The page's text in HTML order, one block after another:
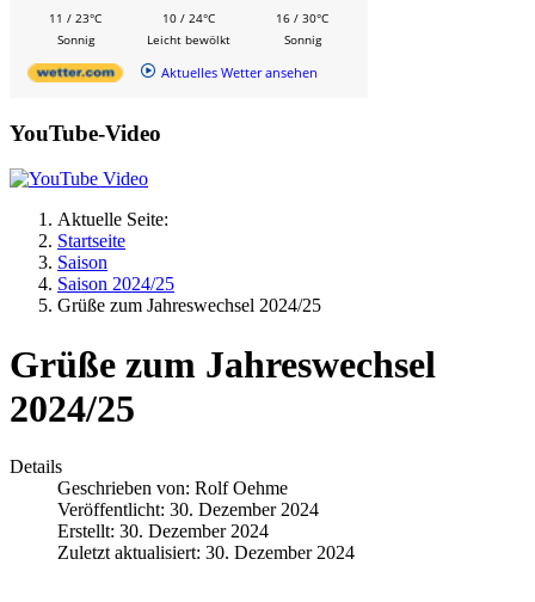
11 / 23°C
Sonnig
10 / 24°C
Leicht bewölkt
16 / 30°C
Sonnig
Aktuelles Wetter ansehen
YouTube-Video
Aktuelle Seite:
Startseite
Saison
Saison 2024/25
Grüße zum Jahreswechsel 2024/25
Grüße zum Jahreswechsel
2024/25
Details
Geschrieben von: Rolf Oehme
Veröffentlicht: 30. Dezember 2024
Erstellt: 30. Dezember 2024
Zuletzt aktualisiert: 30. Dezember 2024